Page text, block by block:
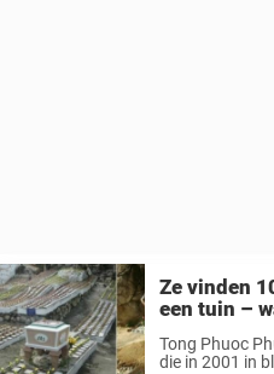
Ze vinden
een tuin –
wordt
Tong Phuoc
die in 2001 in